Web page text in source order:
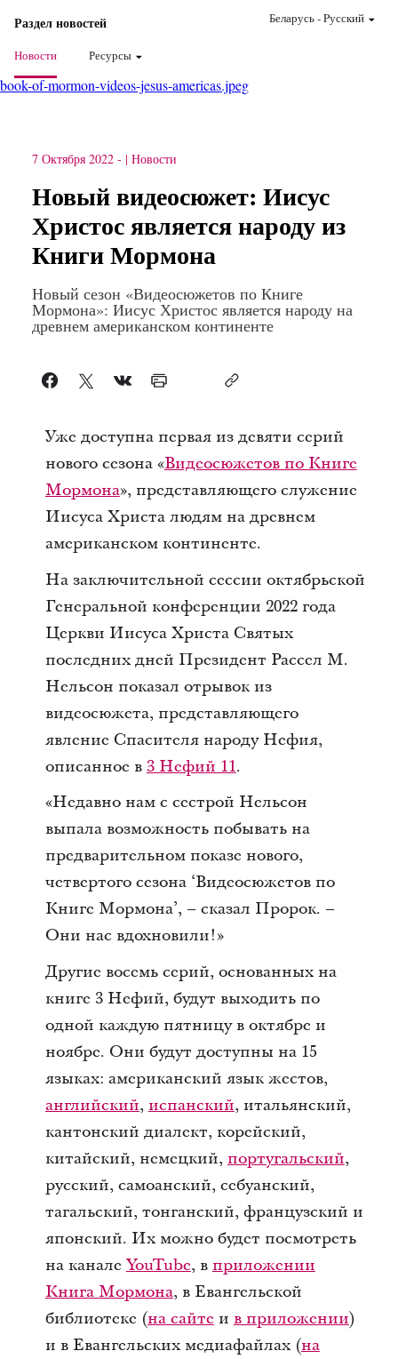
Раздел новостей
Новости Ресурсы
Беларусь-Pусский
book-of-mormon-videos-jesus-americas.jpeg
7 Октября 2022 - Новости
Новый видеосюжет: Иисус
Христос является народу из
Книги Мормона
Новый сезон «Видеосюжетов по Книге
Мормона»: Иисус Христос является народу на
древнем американском континенте
Уже доступна первая из девяти серий
нового сезона «Видеосюжетов по Книге
Мормона», представляющего служение
Иисуса Христа людям на древнем
американском континенте.
На заключительной сессии октябрьской
Генеральной конференции 2022 года
Церкви Иисуса Христа Святых
последних дней Президент Рассел М.
Нельсон показал отрывок из
видеосюжета, представляющего
явление Спасителя народу Нефия,
описанное в 3 Нефий 11.
«Недавно нам с сестрой Нельсон
выпала возможность побывать на
предварительном показе нового,
четвертого сезона ‘Видеосюжетов по
Книге Мормона’, – сказал Пророк. –
Они нас вдохновили!»
Другие восемь серий, основанных на
книге 3 Нефий, будут выходить по
одной каждую пятницу в октябре и
ноябре. Они будут доступны на 15
языках: американский язык жестов,
английский, испанский, итальянский,
кантонский диалект, корейский,
китайский, немецкий, португальский,
русский, самоанский, себуанский,
тагальский, тонганский, французский и
японский. Их можно будет посмотреть
на канале YouTube, в приложении
Книга Мормона, в Евангельской
библиотеке (на сайте и в приложении)
и в Евангельских медиафайлах (на